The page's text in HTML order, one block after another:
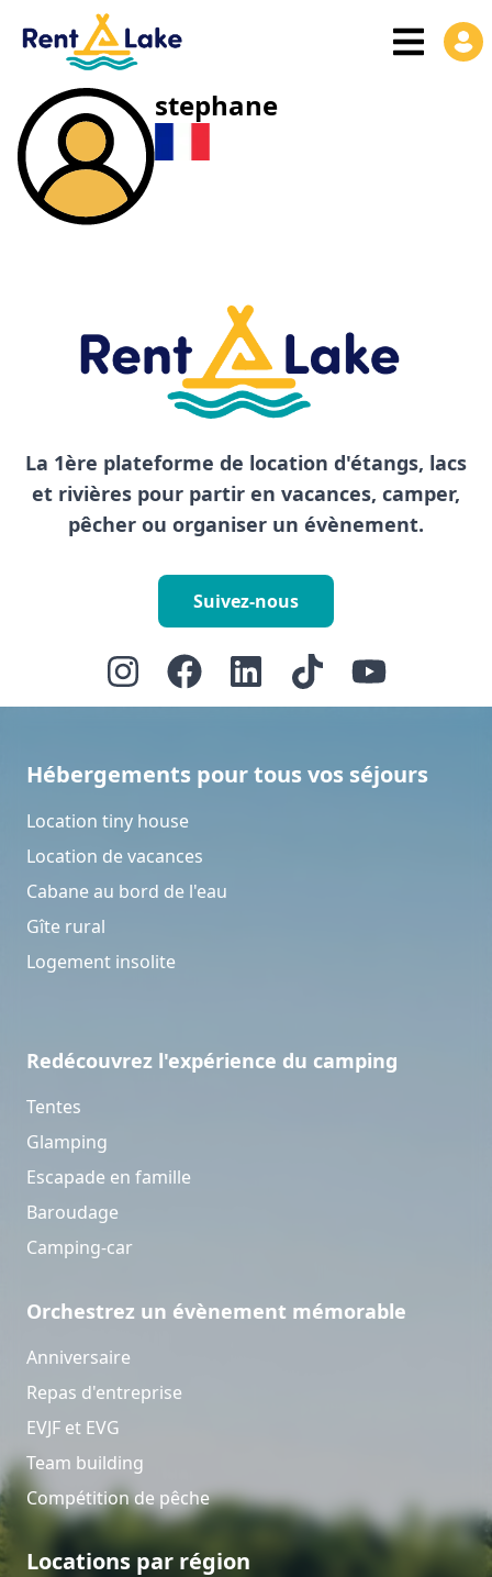
stephane
La 1ère plateforme de location d'étangs, lacs
et rivières pour partir en vacances, camper,
pêcher ou organiser un évènement.
Suivez-nous
Hébergements pour tous vos séjours
Location tiny house
Location de vacances
Cabane au bord de l'eau
Gîte rural
Logement insolite
Redécouvrez l'expérience du camping
Tentes
Glamping
Escapade en famille
Baroudage
Camping-car
Orchestrez un évènement mémorable
Anniversaire
Repas d'entreprise
EVJF et EVG
Team building
Compétition de pêche
Locations par région